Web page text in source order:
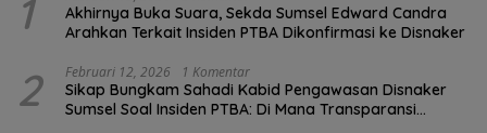
1
Akhirnya Buka Suara, Sekda Sumsel Edward Candra
Arahkan Terkait Insiden PTBA Dikonfirmasi ke Disnaker
2 Februari 12, 2026 1 Komentar
Sikap Bungkam Sahadi Kabid Pengawasan Disnaker
Sumsel Soal Insiden PTBA: Di Mana Transparansi